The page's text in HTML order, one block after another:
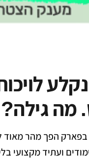
מה גילה?
בפארק הפך מהר
ועתיד מקצועי